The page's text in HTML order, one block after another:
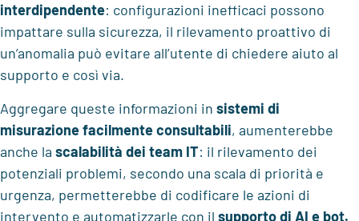
interdipendente: configurazioni inefficaci possono
impattare sulla sicurezza, il rilevamento proattivo di
un’anomalia può evitare all’utente di chiedere aiuto al
supporto e così via.
Aggregare queste informazioni in sistemi di
misurazione facilmente consultabili, aumenterebbe
anche la scalabilità dei team IT: il rilevamento dei
potenziali problemi, secondo una scala di priorità e
urgenza, permetterebbe di codificare le azioni di
intervento e automatizzarle con il supporto di AI e bot.